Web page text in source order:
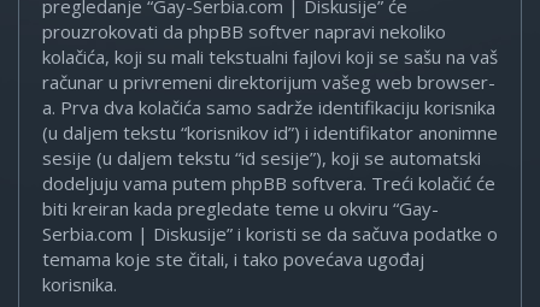
pregledanje “Gay-Serbia.com | Diskusije” će
prouzrokovati da phpBB softver napravi nekoliko
kolačića, koji su mali tekstualni fajlovi koji se sašu na vaš
računar u privremeni direktorijum vašeg web browser-
a. Prva dva kolačića samo sadrže identifikaciju korisnika
(u daljem tekstu “korisnikov id”) i identifikator anonimne
sesije (u daljem tekstu “id sesije”), koji se automatski
dodeljuju vama putem phpBB softvera. Treći kolačić će
biti kreiran kada pregledate teme u okviru “Gay-
Serbia.com | Diskusije” i koristi se da sačuva podatke o
temama koje ste čitali, i tako povećava ugođaj
korisnika.